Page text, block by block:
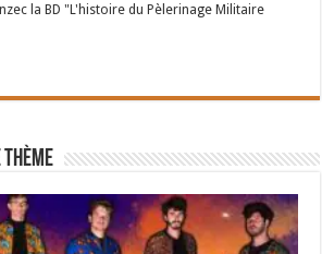
la BD "L'histoire du Pèlerinage Militaire